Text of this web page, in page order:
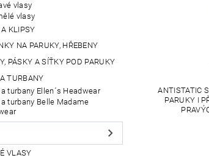
vlasy
vlasy
A KLIPSY
NA PARUKY, HŘEBENY
PÁSKY A SÍŤKY POD PARUKY
TURBANY
turbany Ellen´s Headwear
turbany Belle Madame
VLASY
ANTISTATIC
PARUKY I